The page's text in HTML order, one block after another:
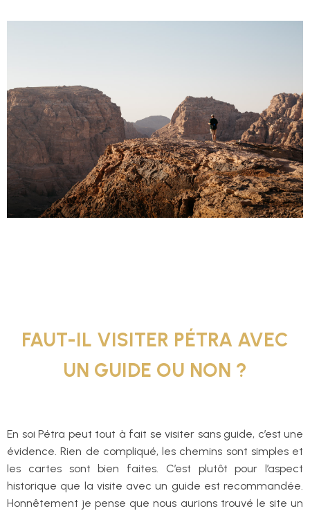
FAUT-IL VISITER PÉTRA AVEC
UN GUIDE OU NON ?
En soi Pétra peut tout à fait se visiter sans guide, c’est une
évidence. Rien de compliqué, les chemins sont simples et
les cartes sont bien faites. C’est plutôt pour l’aspect
historique que la visite avec un guide est recommandée.
Honnêtement je pense que nous aurions trouvé le site un